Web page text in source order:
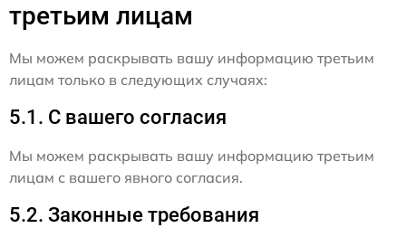
третьим лицам
Мы можем раскрывать вашу информацию третьим
лицам только в следующих случаях:
5.1. С вашего согласия
Мы можем раскрывать вашу информацию третьим
лицам с вашего явного согласия.
5.2. Законные требования